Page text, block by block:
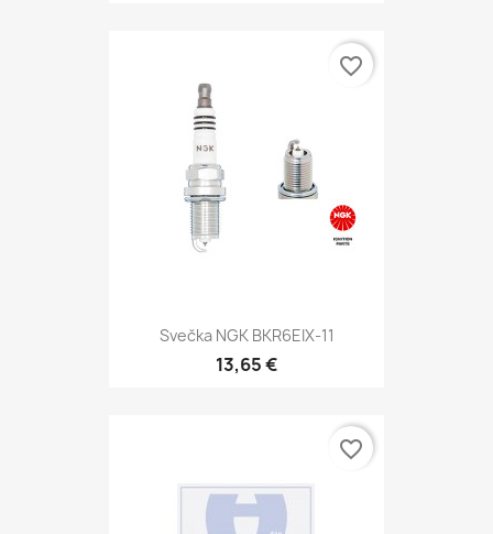
Svečka NGK BKR6EIX-11
13,65 €
favorite_border
favorite_border